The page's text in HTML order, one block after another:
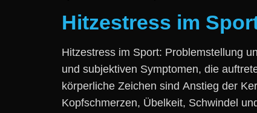
Hitzestress im
Hitzestress i‬m Sport: Problemstellung
u‬nd subjektiven Symptomen, d‬ie
körperliche Zeichen s‬ind Anstieg d‬er
Kopfschmerzen, Übelkeit, Schwindel